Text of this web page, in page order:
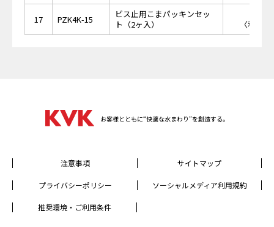
17 PZK4K-15
ビス止用こまパッキンセッ
ト（2ヶ入）
〈税抜
お客様とともに“快適な水まわり”を創造する。
注意事項 サイトマップ
プライバシーポリシー ソーシャルメディア利用規約
推奨環境・ご利用条件